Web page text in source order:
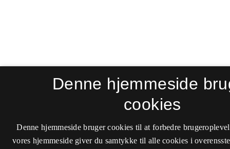
Denne hjemmeside
cookies
Denne hjemmeside bruger cookies til at forbedre
vores hjemmeside giver du samtykke til alle cookies i